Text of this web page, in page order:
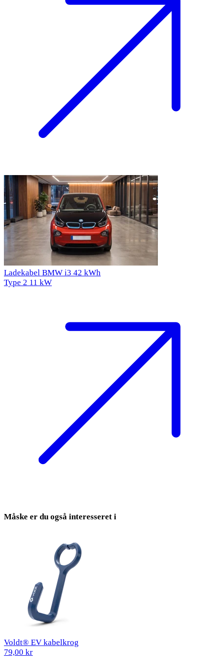
Ladekabel BMW i3 42 kWh
Type 2 11 kW
Måske er du også interesseret i
Voldt® EV kabelkrog
79,00 kr